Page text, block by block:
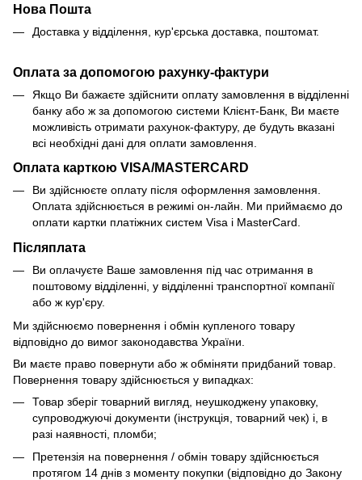
Нова Пошта
Доставка у відділення, кур'єрська доставка, поштомат.
Оплата за допомогою рахунку-фактури
Якщо Ви бажаєте здійснити оплату замовлення в відділенні
банку або ж за допомогою системи Клієнт-Банк, Ви маєте
можливість отримати рахунок-фактуру, де будуть вказані
всі необхідні дані для оплати замовлення.
Оплата карткою VISA/MASTERCARD
Ви здійснюєте оплату після оформлення замовлення.
Оплата здійснюється в режимі он-лайн. Ми приймаємо до
оплати картки платіжних систем Visa і MasterCard.
Післяплата
Ви оплачуєте Ваше замовлення під час отримання в
поштовому відділенні, у відділенні транспортної компанії
або ж кур'єру.
Ми здійснюємо повернення і обмін купленого товару
відповідно до вимог законодавства України.
Ви маєте право повернути або ж обміняти придбаний товар.
Повернення товару здійснюється у випадках:
Товар зберіг товарний вигляд, неушкоджену упаковку,
супроводжуючі документи (інструкція, товарний чек) і, в
разі наявності, пломби;
Претензія на повернення / обмін товару здійснюється
протягом 14 днів з моменту покупки (відповідно до Закону